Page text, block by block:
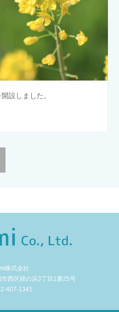
設しました。
株式会社
西区姪の浜3丁目1番25号
407-1341